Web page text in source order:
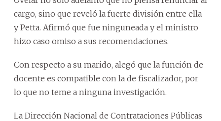
cargo, sino que reveló la fuerte división entre ella
y Petta. Afirmó que fue ninguneada y el ministro
hizo caso omiso a sus recomendaciones.
Con respecto a su marido, alegó que la función de
docente es compatible con la de fiscalizador, por
lo que no teme a ninguna investigación.
La Dirección Nacional de Contrataciones Públicas